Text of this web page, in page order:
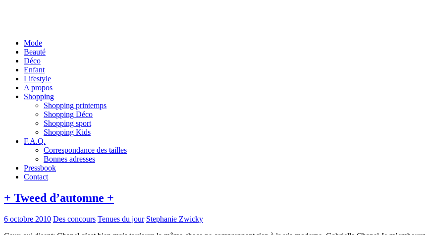
Mode
Beauté
Déco
Enfant
Lifestyle
A propos
Shopping
Shopping printemps
Shopping Déco
Shopping sport
Shopping Kids
F.A.Q.
Correspondance des tailles
Bonnes adresses
Pressbook
Contact
+ Tweed d’automne +
6 octobre 2010 Des concours Tenues du jour Stephanie Zwicky